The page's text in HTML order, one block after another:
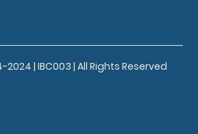
| IBC003 | All Rights Reserved